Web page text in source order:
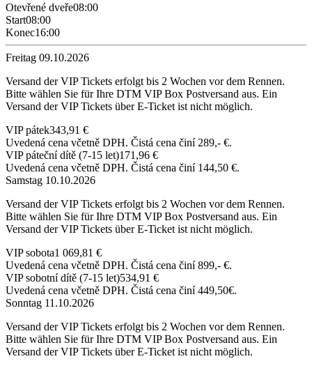
Otevřené dveře08:00
Start08:00
Konec16:00
Freitag 09.10.2026
Versand der VIP Tickets erfolgt bis 2 Wochen vor dem Rennen.
Bitte wählen Sie für Ihre DTM VIP Box Postversand aus. Ein
Versand der VIP Tickets über E-Ticket ist nicht möglich.
VIP pátek343,91 €
Uvedená cena včetně DPH. Čistá cena činí 289,- €.
VIP páteční dítě (7-15 let)171,96 €
Uvedená cena včetně DPH. Čistá cena činí 144,50 €.
Samstag 10.10.2026
Versand der VIP Tickets erfolgt bis 2 Wochen vor dem Rennen.
Bitte wählen Sie für Ihre DTM VIP Box Postversand aus. Ein
Versand der VIP Tickets über E-Ticket ist nicht möglich.
VIP sobota1 069,81 €
Uvedená cena včetně DPH. Čistá cena činí 899,- €.
VIP sobotní dítě (7-15 let)534,91 €
Uvedená cena včetně DPH. Čistá cena činí 449,50€.
Sonntag 11.10.2026
Versand der VIP Tickets erfolgt bis 2 Wochen vor dem Rennen.
Bitte wählen Sie für Ihre DTM VIP Box Postversand aus. Ein
Versand der VIP Tickets über E-Ticket ist nicht möglich.